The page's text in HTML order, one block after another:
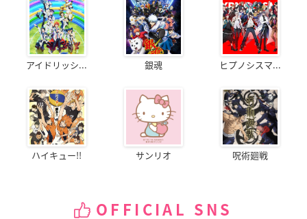
アイドリッシ... 銀魂 ヒプノシスマ...
ハイキュー!! サンリオ 呪術廻戦
OFFICIAL SNS